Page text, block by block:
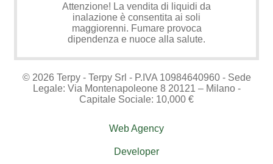
Attenzione! La vendita di liquidi da
inalazione è consentita ai soli
maggiorenni. Fumare provoca
dipendenza e nuoce alla salute.
© 2026 Terpy - Terpy Srl - P.IVA 10984640960 - Sede
Legale: Via Montenapoleone 8 20121 – Milano -
Capitale Sociale: 10,000 €
Web Agency
Developer